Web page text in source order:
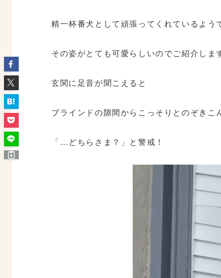
精一杯番犬として頑張ってくれているよう
その姿がとても可愛らしいのでご紹介しま
玄関に足音が聞こえると
ブラインドの隙間からこっそりとのぞきこ
「…どちらさま？」と警戒！